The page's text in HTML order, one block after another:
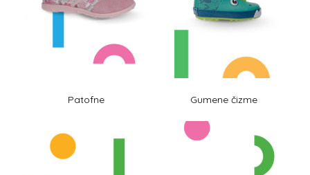
Patofne Gumene čizme